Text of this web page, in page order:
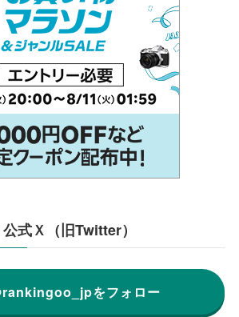
式Ｘ（旧Twitter）
をフォロー